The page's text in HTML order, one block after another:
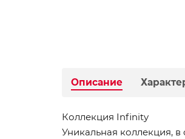
Описание
Коллекция Infinity
Уникальная коллекция,